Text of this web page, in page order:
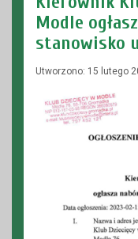
Modle
stanowisko
Utworzono: 15 lutego